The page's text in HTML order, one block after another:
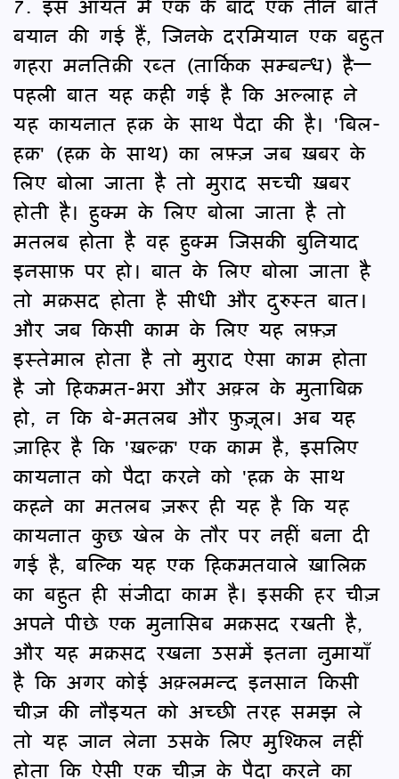
बयान की गई हैं, जिनके दरमियान एक बहुत
गहरा मनतिक़ी रब्त (तार्किक सम्बन्ध) है—
पहली बात यह कही गई है कि अल्लाह ने
यह कायनात हक़ के साथ पैदा की है। 'बिल-
हक़' (हक़ के साथ) का लफ़्ज़ जब ख़बर के
लिए बोला जाता है तो मुराद सच्ची ख़बर
होती है। हुक्म के लिए बोला जाता है तो
मतलब होता है वह हुक्म जिसकी बुनियाद
इनसाफ़ पर हो। बात के लिए बोला जाता है
तो मक़सद होता है सीधी और दुरुस्त बात।
और जब किसी काम के लिए यह लफ़्ज़
इस्तेमाल होता है तो मुराद ऐसा काम होता
है जो हिकमत-भरा और अक़्ल के मुताबिक़
हो, न कि बे-मतलब और फ़ुज़ूल। अब यह
ज़ाहिर है कि 'ख़ल्क़' एक काम है, इसलिए
कायनात को पैदा करने को 'हक़ के साथ
कहने का मतलब ज़रूर ही यह है कि यह
कायनात कुछ खेल के तौर पर नहीं बना दी
गई है, बल्कि यह एक हिकमतवाले ख़ालिक़
का बहुत ही संजीदा काम है। इसकी हर चीज़
अपने पीछे एक मुनासिब मक़सद रखती है,
और यह मक़सद रखना उसमें इतना नुमायाँ
है कि अगर कोई अक़्लमन्द इनसान किसी
चीज़ की नौइयत को अच्छी तरह समझ ले
तो यह जान लेना उसके लिए मुश्किल नहीं
होता कि ऐसी एक चीज़ के पैदा करने का